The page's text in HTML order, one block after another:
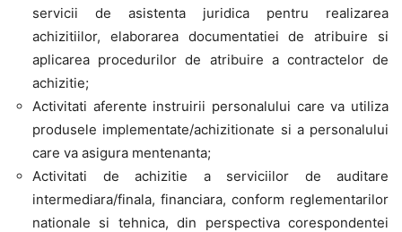
servicii de asistenta juridica pentru realizarea
achizitiilor, elaborarea documentatiei de atribuire si
aplicarea procedurilor de atribuire a contractelor de
achizitie;
Activitati aferente instruirii personalului care va utiliza
produsele implementate/achizitionate si a personalului
care va asigura mentenanta;
Activitati de achizitie a serviciilor de auditare
intermediara/finala, financiara, conform reglementarilor
nationale si tehnica, din perspectiva corespondentei